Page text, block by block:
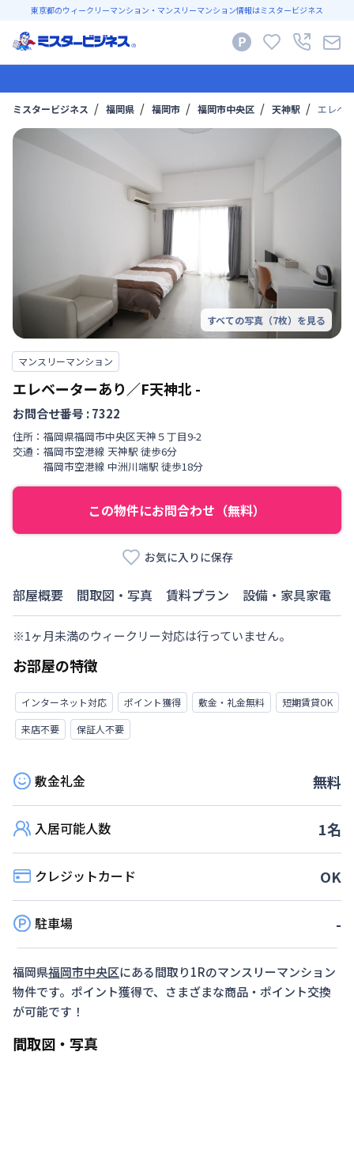
東京都のウィークリーマンション・マンスリーマンション情報はミスタービジネス
ミスタービジネス 福岡県 福岡市 福岡市中央区 天神駅 エレベ
すべての写真（7枚）を見る
マンスリーマンション
エレベーターあり／F天神北 -
お問合せ番号 :7322
住所： 福岡県福岡市中央区天神５丁目9-2
交通： 福岡市空港線 天神駅 徒歩6分
福岡市空港線 中洲川端駅 徒歩18分
この物件にお問合わせ（無料）
お気に入りに保存
部屋概要 間取図・写真 賃料プラン 設備・家具家電
※1ヶ月未満のウィークリー対応は行っていません。
お部屋の特徴
インターネット対応 ポイント獲得 敷金・礼金無料
短期賃貸OK
来店不要
保証人不要
敷金礼金 無料
入居可能人数 1名
クレジットカード OK
駐車場 -
福岡県福岡市中央区にある間取り1Rのマンスリーマンション
物件です。ポイント獲得で、さまざまな商品・ポイント交換
が可能です！
間取図・写真